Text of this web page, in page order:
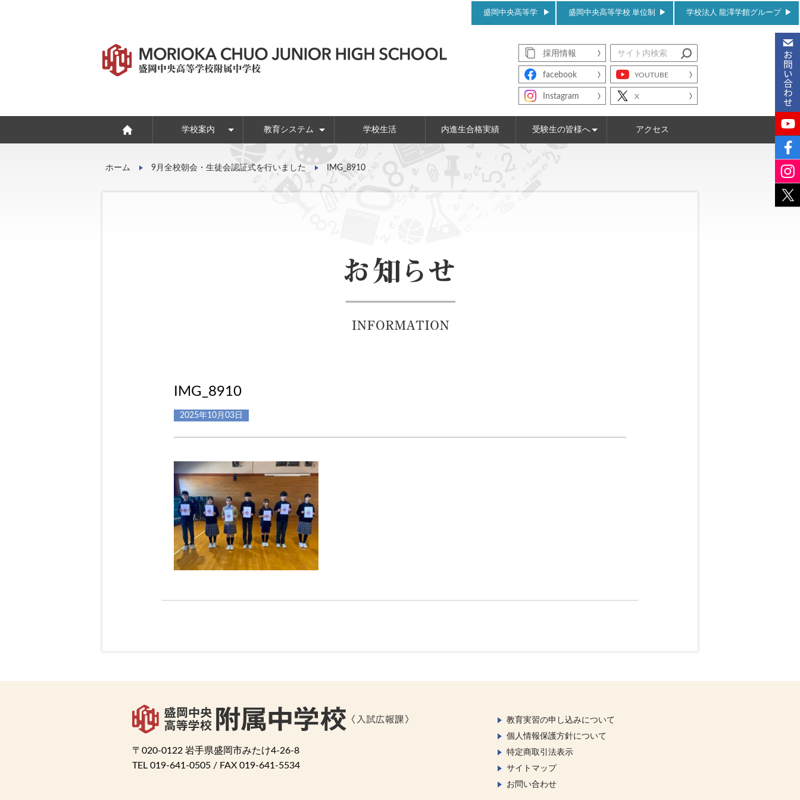
盛岡中央高等学 盛岡中央高等学校 単位制 学校法人 龍澤学館グループ
採用情報
facebook YOUTUBE
Instagram X
学校案内 教育システム 学校生活 内進生合格実績 受験生の皆様へ アクセス
ホーム 9月全校朝会・生徒会認証式を行いました IMG_8910
IMG_8910
2025年10月03日
〒020-0122 岩手県盛岡市みたけ4-26-8
TEL 019-641-0505 / FAX 019-641-5534
教育実習の申し込みについて
個人情報保護方針について
特定商取引法表示
サイトマップ
お問い合わせ